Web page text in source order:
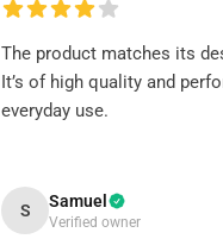
The product matches its
It’s of high quality and
everyday use.
S Samuel
Verified owner